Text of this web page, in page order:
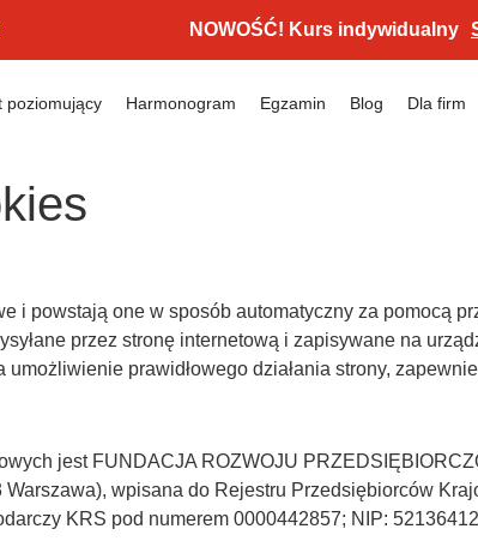
NOWOŚĆ! Kurs indywidualny
poziomujący Harmonogram Egzamin Blog Dla firm
i powstają one w sposób automatyczny za pomocą
przez stronę internetową i zapisywane na
prawidłowego działania strony,
jest FUNDACJA ROZWOJU
wpisana do Rejestru Przedsiębiorców
KRS pod numerem 0000442857; NIP: